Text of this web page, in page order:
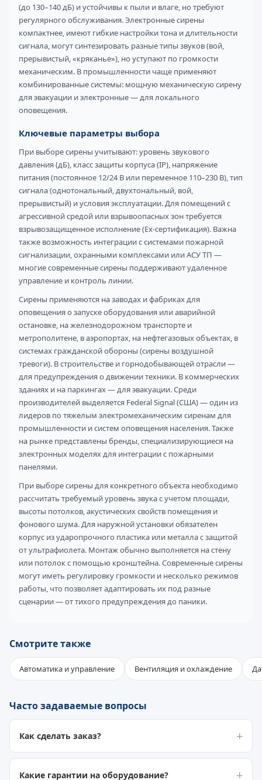
(до 130–140 дБ) и устойчивы к пыли и влаге, но требуют
регулярного обслуживания. Электронные сирены
компактнее, имеют гибкие настройки тона и длительности
сигнала, могут синтезировать разные типы звуков (вой,
прерывистый, «кряканье»), но уступают по громкости
механическим. В промышленности чаще применяют
комбинированные системы: мощную механическую сирену
для эвакуации и электронные — для локального
оповещения.
Ключевые параметры выбора
При выборе сирены учитывают: уровень звукового
давления (дБ), класс защиты корпуса (IP), напряжение
питания (постоянное 12/24 В или переменное 110–230 В), тип
сигнала (однотональный, двухтональный, вой,
прерывистый) и условия эксплуатации. Для помещений с
агрессивной средой или взрывоопасных зон требуется
взрывозащищенное исполнение (Ex-сертификация). Важна
также возможность интеграции с системами пожарной
сигнализации, охранными комплексами или АСУ ТП —
многие современные сирены поддерживают удаленное
управление и контроль линии.
Сирены применяются на заводах и фабриках для
оповещения о запуске оборудования или аварийной
остановке, на железнодорожном транспорте и
метрополитене, в аэропортах, на нефтегазовых объектах, в
системах гражданской обороны (сирены воздушной
тревоги). В строительстве и горнодобывающей отрасли —
для предупреждения о движении техники. В коммерческих
зданиях и на паркингах — для эвакуации. Среди
производителей выделяется Federal Signal (США) — один из
лидеров по тяжелым электромеханическим сиренам для
промышленности и систем оповещения населения. Также
на рынке представлены бренды, специализирующиеся на
электронных моделях для интеграции с пожарными
панелями.
При выборе сирены для конкретного объекта необходимо
рассчитать требуемый уровень звука с учетом площади,
высоты потолков, акустических свойств помещения и
фонового шума. Для наружной установки обязателен
корпус из ударопрочного пластика или металла с защитой
от ультрафиолета. Монтаж обычно выполняется на стену
или потолок с помощью кронштейна. Современные сирены
могут иметь регулировку громкости и несколько режимов
работы, что позволяет адаптировать их под разные
сценарии — от тихого предупреждения до паники.
Смотрите также
Автоматика и управление Вентиляция и охлаждение
Часто задаваемые вопросы
Как сделать заказ?
Какие гарантии на оборудование?